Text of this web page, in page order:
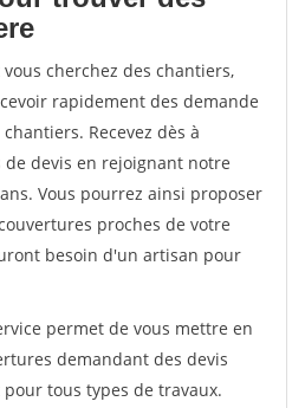
cherchez des chantiers,
rapidement des demande
Recevez dès à
devis en rejoignant notre
Vous pourrez ainsi proposer
proches de votre
besoin d'un artisan pour
permet de vous mettre en
demandant des devis
tous types de travaux.